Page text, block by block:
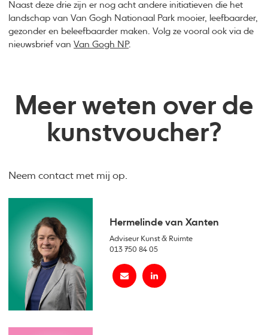
Naast deze drie zijn er nog acht andere initiatieven die het
landschap van Van Gogh Nationaal Park mooier, leefbaarder,
gezonder en beleefbaarder maken. Volg ze vooral ook via de
nieuwsbrief vanVan Gogh NP.
Meer weten over de
kunstvoucher?
Neem contact met mij op.
Hermelinde van Xanten
Adviseur Kunst & Ruimte
013 750 84 05